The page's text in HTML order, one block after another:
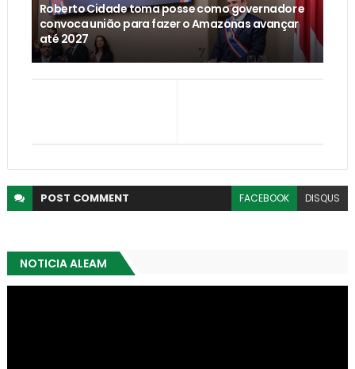
Roberto Cidade toma posse como governador e
convoca união para fazer o Amazonas avançar
até 2027
POST COMMENT FACEBOOK DISQUS
NOTICIA ALEAM